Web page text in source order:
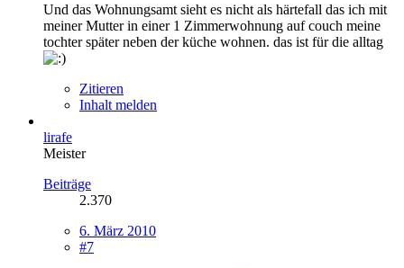
Und das Wohnungsamt sieht es nicht als härtefall das ich mit
meiner Mutter in einer 1 Zimmerwohnung auf couch meine
tochter später neben der küche wohnen. das ist für die alltag
Zitieren
Inhalt melden
lirafe
Meister
Beiträge
2.370
6. März 2010
#7